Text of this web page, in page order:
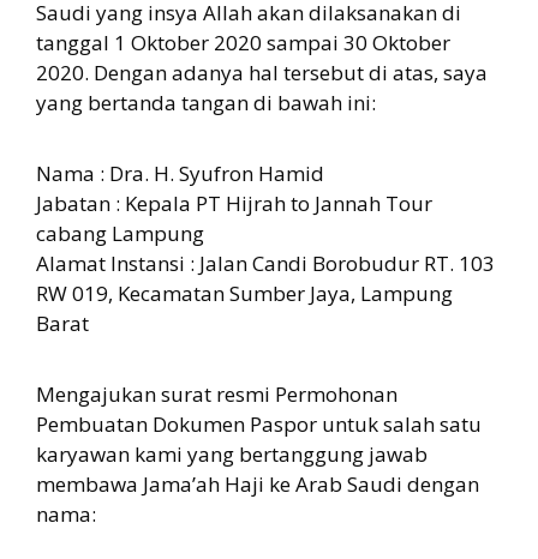
Saudi yang insya Allah akan dilaksanakan di
tanggal 1 Oktober 2020 sampai 30 Oktober
2020. Dengan adanya hal tersebut di atas, saya
yang bertanda tangan di bawah ini:
Nama : Dra. H. Syufron Hamid
Jabatan : Kepala PT Hijrah to Jannah Tour
cabang Lampung
Alamat Instansi : Jalan Candi Borobudur RT. 103
RW 019, Kecamatan Sumber Jaya, Lampung
Barat
Mengajukan surat resmi Permohonan
Pembuatan Dokumen Paspor untuk salah satu
karyawan kami yang bertanggung jawab
membawa Jama’ah Haji ke Arab Saudi dengan
nama: